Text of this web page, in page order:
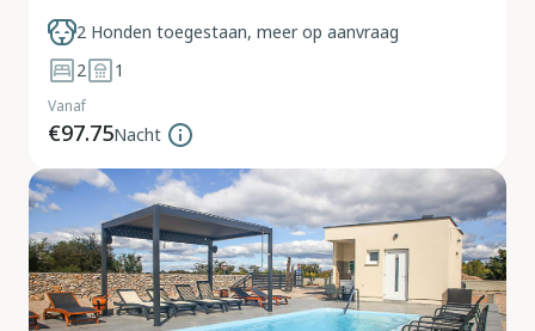
2 Honden toegestaan, meer op aanvraag
2
1
Vanaf
€97.75Nacht